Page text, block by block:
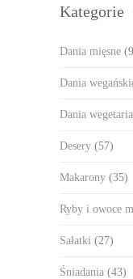
Kategorie
Dania mięsne
Dania
Dania
Desery (57)
Makarony (35)
Ryby i owoce
Sałatki (27)
Śniadania (43)